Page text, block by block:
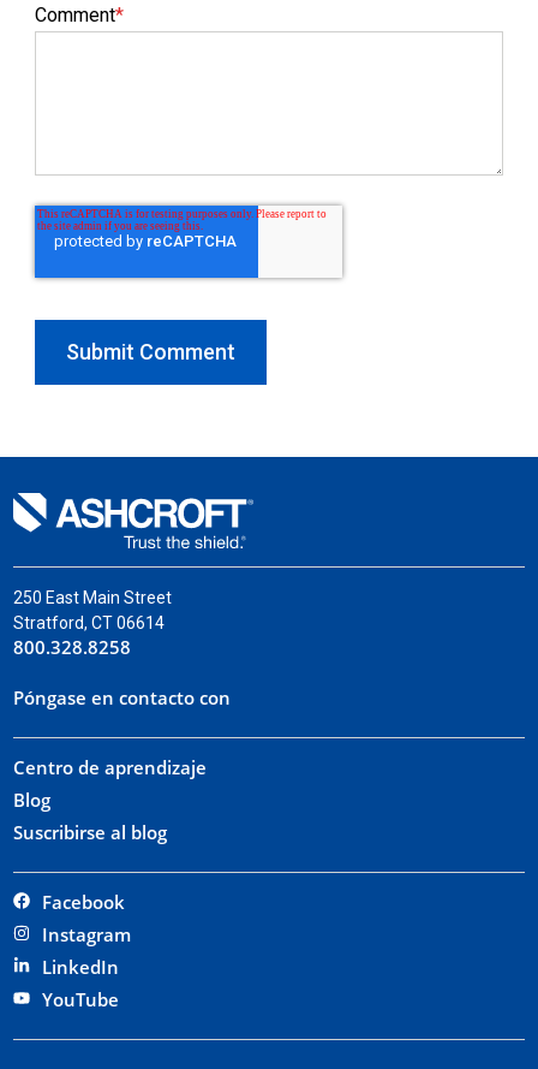
Comment*
250 East Main Street
Stratford, CT 06614
800.328.8258
Póngase en contacto con
Centro de aprendizaje
Blog
Suscribirse al blog
Facebook
Instagram
LinkedIn
YouTube